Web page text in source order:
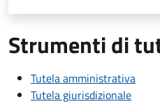
Strumenti di
Tutela amministrativa
Tutela giurisdizionale